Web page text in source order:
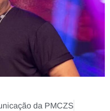
da PMCZS